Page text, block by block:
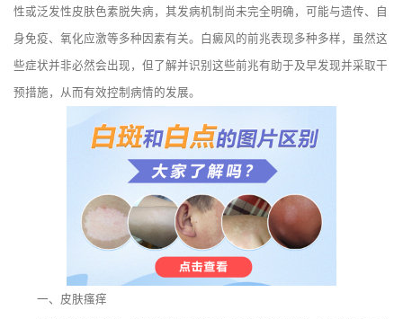
性或泛发性皮肤色素脱失病，其发病机制尚未完全明确，可能与遗传、自
身免疫、氧化应激等多种因素有关。白癜风的前兆表现多种多样，虽然这
些症状并非必然会出现，但了解并识别这些前兆有助于及早发现并采取干
预措施，从而有效控制病情的发展。
一、皮肤瘙痒